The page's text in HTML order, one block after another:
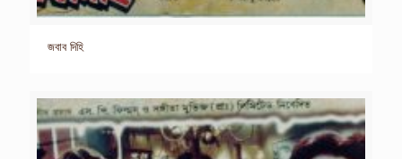
জবাব দিহি